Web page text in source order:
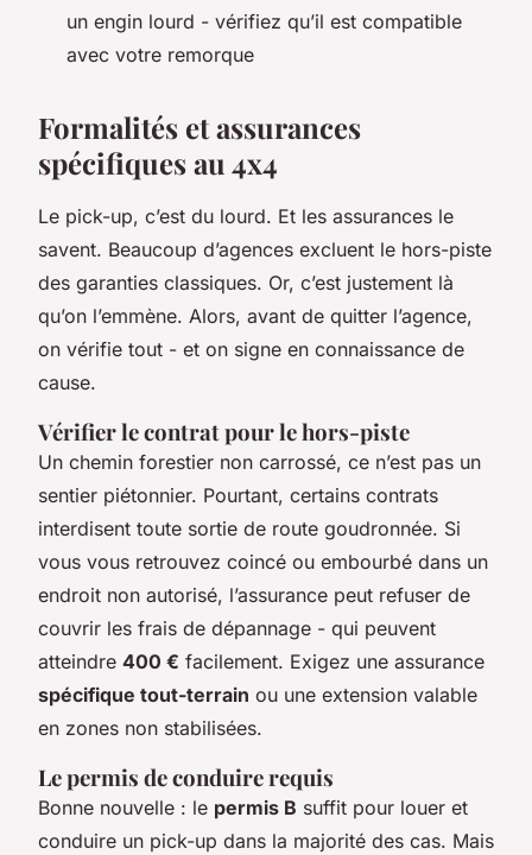
un engin lourd - vérifiez qu’il est compatible
avec votre remorque
Formalités et assurances
spécifiques au 4x4
Le pick-up, c’est du lourd. Et les assurances le
savent. Beaucoup d’agences excluent le hors-piste
des garanties classiques. Or, c’est justement là
qu’on l’emmène. Alors, avant de quitter l’agence,
on vérifie tout - et on signe en connaissance de
cause.
Vérifier le contrat pour le hors-piste
Un chemin forestier non carrossé, ce n’est pas un
sentier piétonnier. Pourtant, certains contrats
interdisent toute sortie de route goudronnée. Si
vous vous retrouvez coincé ou embourbé dans un
endroit non autorisé, l’assurance peut refuser de
couvrir les frais de dépannage - qui peuvent
atteindre 400 € facilement. Exigez une assurance
spécifique tout-terrain ou une extension valable
en zones non stabilisées.
Le permis de conduire requis
Bonne nouvelle : le permis B suffit pour louer et
conduire un pick-up dans la majorité des cas. Mais